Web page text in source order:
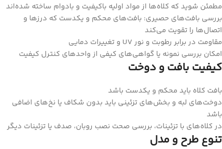
مطمئن شوید که کلاه‌ها از مواد اولیه باکیفیت و بادوام ساخته شده‌اند
بررسی بافت‌های حصیری: بافت‌های محکم و یکدست که درزها و
اتصال‌ها را تقویت می‌کند
مقاومت در برابر رطوبت و نور UV و تغییرات دمایی
امکان بررسی نمونه یا گواهی‌های کیفی از واحدهای کنترل کیفیت
کیفیت بافت و دوخت
بافت کلاه باید محکم و یکدست باشد
دوخت‌های لبه و بخش‌های تزئینی باید بدون شکاف یا نخ‌های اضافی
باشد
در کلاه‌های با تزئینات، بررسی صحت نصب روبان، صدف یا تزئینات دیگر
تنوع طرح و مدل